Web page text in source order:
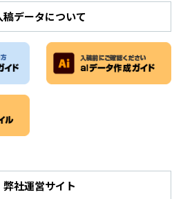
稿データについて
弊社運営サイト